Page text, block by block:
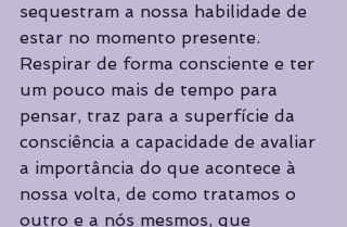
sequestram a nossa habilidade de
estar no momento presente.
Respirar de forma consciente e ter
um pouco mais de tempo para
pensar, traz para a superfície da
consciência a capacidade de avaliar
a importância do que acontece à
nossa volta, de como tratamos o
outro e a nós mesmos, que